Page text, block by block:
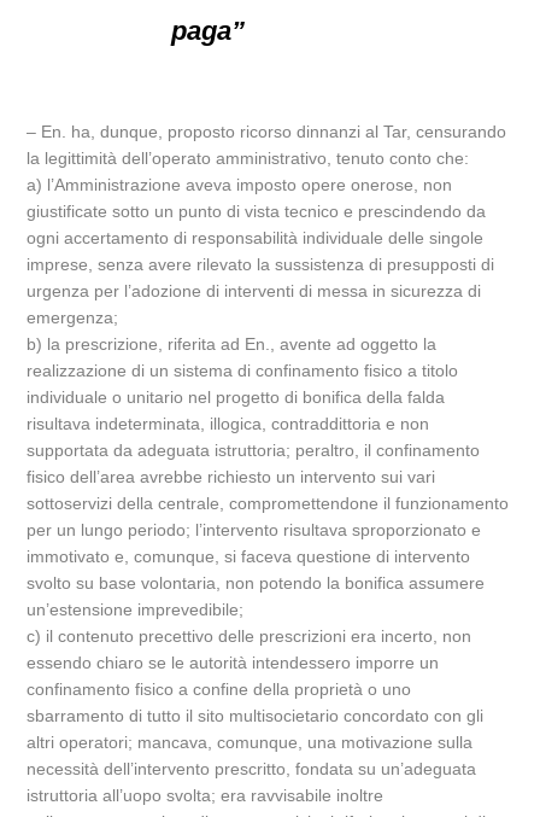
paga”
– En. ha, dunque, proposto ricorso dinnanzi al Tar, censurando
la legittimità dell’operato amministrativo, tenuto conto che:
a) l’Amministrazione aveva imposto opere onerose, non
giustificate sotto un punto di vista tecnico e prescindendo da
ogni accertamento di responsabilità individuale delle singole
imprese, senza avere rilevato la sussistenza di presupposti di
urgenza per l’adozione di interventi di messa in sicurezza di
emergenza;
b) la prescrizione, riferita ad En., avente ad oggetto la
realizzazione di un sistema di confinamento fisico a titolo
individuale o unitario nel progetto di bonifica della falda
risultava indeterminata, illogica, contraddittoria e non
supportata da adeguata istruttoria; peraltro, il confinamento
fisico dell’area avrebbe richiesto un intervento sui vari
sottoservizi della centrale, compromettendone il funzionamento
per un lungo periodo; l’intervento risultava sproporzionato e
immotivato e, comunque, si faceva questione di intervento
svolto su base volontaria, non potendo la bonifica assumere
un’estensione imprevedibile;
c) il contenuto precettivo delle prescrizioni era incerto, non
essendo chiaro se le autorità intendessero imporre un
confinamento fisico a confine della proprietà o uno
sbarramento di tutto il sito multisocietario concordato con gli
altri operatori; mancava, comunque, una motivazione sulla
necessità dell’intervento prescritto, fondata su un’adeguata
istruttoria all’uopo svolta; era ravvisabile inoltre